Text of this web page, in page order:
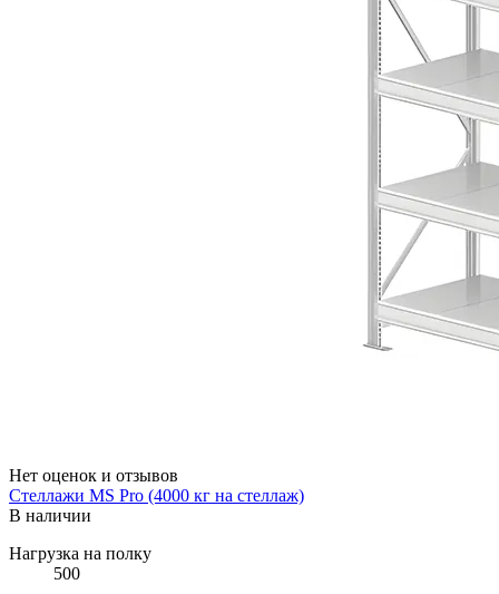
Нет оценок и отзывов
Стеллажи MS Pro (4000 кг на стеллаж)
В наличии
Нагрузка на полку
500